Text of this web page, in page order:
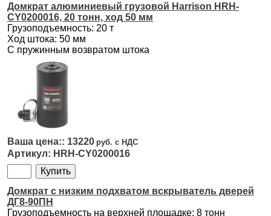
Домкрат алюминиевый грузовой Harrison HRH-
CY0200016, 20 тонн, ход 50 мм
Грузоподъемность: 20 т
Ход штока: 50 мм
С пружинным возвратом штока
13220
HRH-CY0200016
Домкрат с низким подхватом вскрыватель дверей
ДГ8-90ПН
Грузоподъемность на верхней площадке: 8 тонн